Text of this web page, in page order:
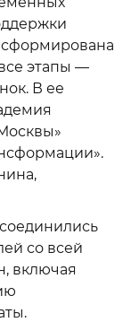
сформирована
этапы —
В ее
со всей
включая